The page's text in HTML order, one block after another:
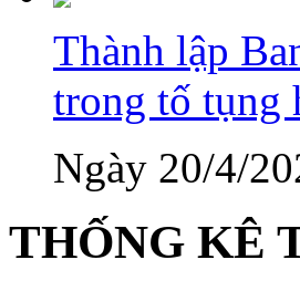
Thành lập
trong tố tụng
Ngày 20/4/
THỐNG KÊ